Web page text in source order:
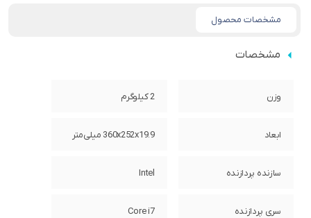
مشخصات محصول
مشخصات
وزن 2 کیلوگرم
ابعاد 360x252x19.9 میلی‌متر
سازنده پردازنده Intel
سری پردازنده Core i7